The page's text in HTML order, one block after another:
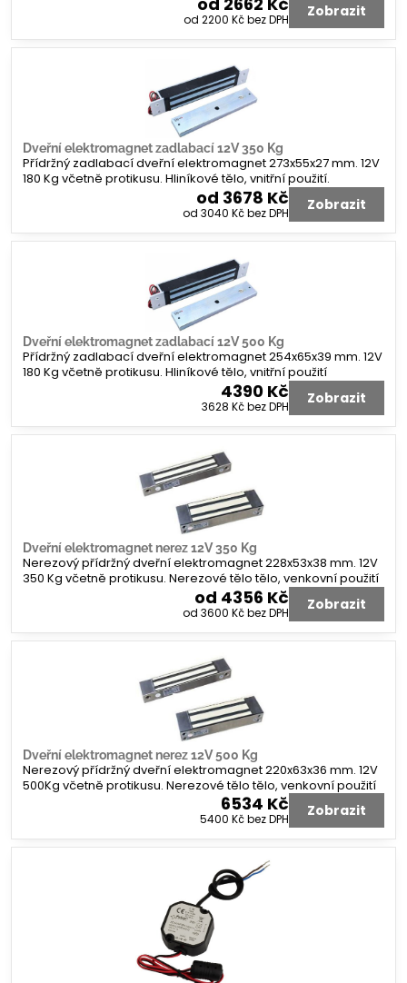
od 2200 Kčbez DPH Zobrazit
Dveřní elektromagnet zadlabací 12V 350 Kg
Přídržný zadlabací dveřní elektromagnet 273x55x27 mm. 12V
180 Kg včetně protikusu. Hliníkové tělo, vnitřní použití.
od 3678 Kč
od 3040 Kčbez DPH Zobrazit
Dveřní elektromagnet zadlabací 12V 500 Kg
Přídržný zadlabací dveřní elektromagnet 254x65x39 mm. 12V
180 Kg včetně protikusu. Hliníkové tělo, vnitřní použití
4390 Kč
3628 Kčbez DPH Zobrazit
Dveřní elektromagnet nerez 12V 350 Kg
Nerezový přídržný dveřní elektromagnet 228x53x38 mm. 12V
350 Kg včetně protikusu. Nerezové tělo tělo, venkovní použití
od 4356 Kč
od 3600 Kčbez DPH Zobrazit
Dveřní elektromagnet nerez 12V 500 Kg
Nerezový přídržný dveřní elektromagnet 220x63x36 mm. 12V
500Kg včetně protikusu. Nerezové tělo tělo, venkovní použití
6534 Kč
5400 Kčbez DPH Zobrazit